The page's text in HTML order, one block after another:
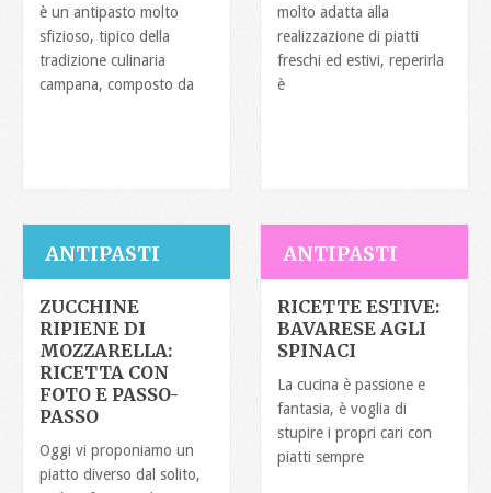
è un antipasto molto
sfizioso, tipico della
tradizione culinaria
campana, composto da
molto adatta alla
realizzazione di piatti
freschi ed estivi, reperirla
è
ANTIPASTI
ZUCCHINE
RIPIENE DI
MOZZARELLA:
RICETTA CON
FOTO E PASSO-
PASSO
Oggi vi proponiamo un
piatto diverso dal solito,
ANTIPASTI
RICETTE ESTIVE:
BAVARESE AGLI
SPINACI
La cucina è passione e
fantasia, è voglia di
stupire i propri cari con
piatti sempre